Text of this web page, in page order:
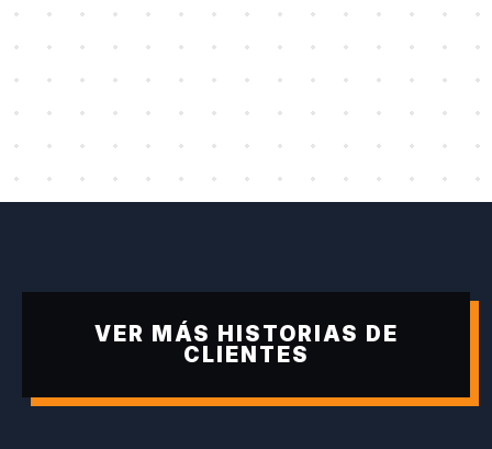
VER MÁS HISTORIAS DE
CLIENTES